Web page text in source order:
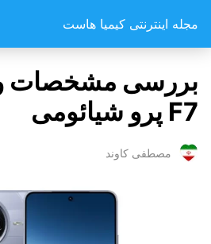
مجله اینترنتی کیمیا هاست
بررسی مشخصات
F7 پرو شیائومی
مصطفی کاوند